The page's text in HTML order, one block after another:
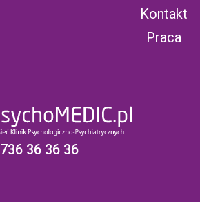
Kontakt
Praca
736 36 36 36